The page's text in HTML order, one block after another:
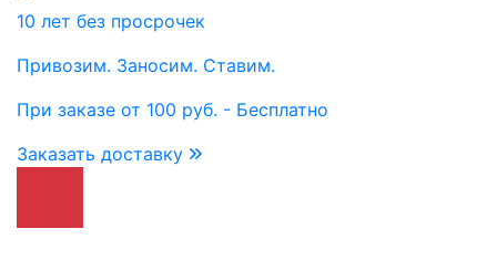
10 лет без просрочек
Привозим. Заносим. Ставим.
При заказе от 100 руб. - Бесплатно
Заказать доставку